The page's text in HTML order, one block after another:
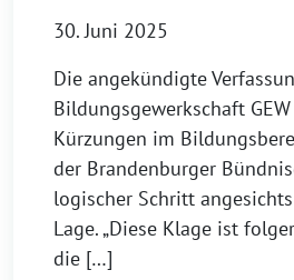
30. Juni 2025
Die angekündigte
Bildungsgewerkschaft
Kürzungen im
der Brandenburger
logischer Schritt
Lage. „Diese Klage ist
die […]